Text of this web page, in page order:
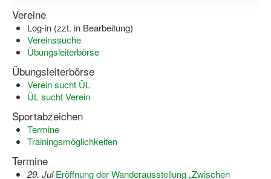
Dortmund lernt Schwimmen
Mädchen in Mannschaftssportarten
Bewegungszwerge
Bewegungskindergarten
Mini-Sportabzeichen
Sportgutschein 4.0
SportartCheck
Vereine
Log-in (zzt. in Bearbeitung)
Vereinssuche
Übungsleiterbörse
Übungsleiterbörse
Verein sucht ÜL
ÜL sucht Verein
Sportabzeichen
Termine
Trainingsmöglichkeiten
Termine
29. Jul Eröffnung der Wanderausstellung „Zwischen